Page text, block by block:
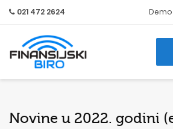
021 472 2624
Novine u 2022. godini